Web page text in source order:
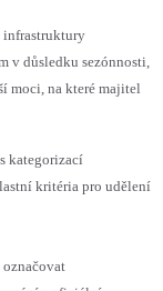
infrastruktury
v důsledku sezónnosti,
moci, na které majitel
kategorizací
kritéria pro udělení